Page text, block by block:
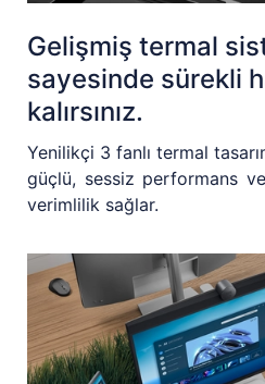
Gelişmiş termal
sayesinde sürekli
kalırsınız.
Yenilikçi 3 fanlı termal
güçlü, sessiz performans
verimlilik sağlar.